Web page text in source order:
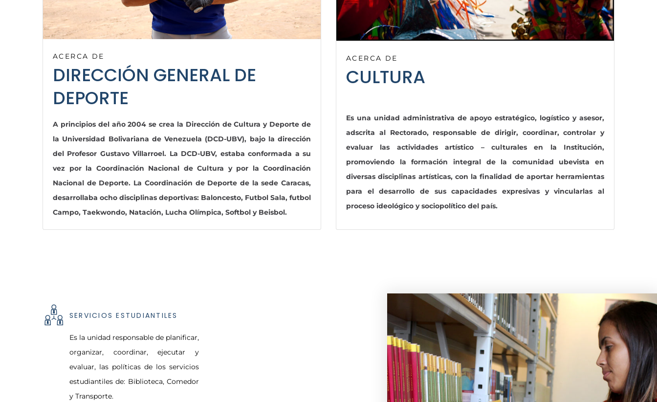
ACERCA DE
DIRECCIÓN GENERAL DE
DEPORTE
A principios del año 2004 se crea la Dirección de Cultura y Deporte de
la Universidad Bolivariana de Venezuela (DCD-UBV), bajo la dirección
del Profesor Gustavo Villarroel. La DCD-UBV, estaba conformada a su
vez por la Coordinación Nacional de Cultura y por la Coordinación
Nacional de Deporte. La Coordinación de Deporte de la sede Caracas,
desarrollaba ocho disciplinas deportivas: Baloncesto, Futbol Sala, futbol
Campo, Taekwondo, Natación, Lucha Olímpica, Softbol y Beisbol.
ACERCA DE
CULTURA
Es una unidad administrativa de apoyo estratégico, logístico y asesor,
adscrita al Rectorado, responsable de dirigir, coordinar, controlar y
evaluar las actividades artístico – culturales en la Institución,
promoviendo la formación integral de la comunidad ubevista en
diversas disciplinas artísticas, con la finalidad de aportar herramientas
para el desarrollo de sus capacidades expresivas y vincularlas al
proceso ideológico y sociopolítico del país.
SERVICIOS ESTUDIANTILES
Es la unidad responsable de planificar,
organizar, coordinar, ejecutar y
evaluar, las políticas de los servicios
estudiantiles de: Biblioteca, Comedor
y Transporte.